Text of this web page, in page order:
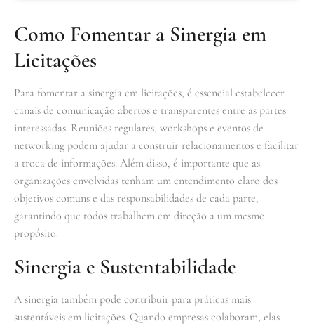
Como Fomentar a Sinergia em
Licitações
Para fomentar a sinergia em licitações, é essencial estabelecer
canais de comunicação abertos e transparentes entre as partes
interessadas. Reuniões regulares, workshops e eventos de
networking podem ajudar a construir relacionamentos e facilitar
a troca de informações. Além disso, é importante que as
organizações envolvidas tenham um entendimento claro dos
objetivos comuns e das responsabilidades de cada parte,
garantindo que todos trabalhem em direção a um mesmo
propósito.
Sinergia e Sustentabilidade
A sinergia também pode contribuir para práticas mais
sustentáveis em licitações. Quando empresas colaboram, elas